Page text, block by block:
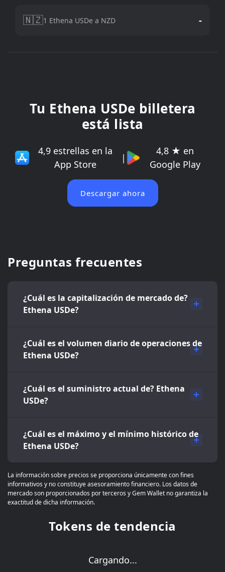
🇳🇿1 Ethena USDe a NZD -
Tu Ethena USDe billetera
está lista
4,9 estrellas en la
App Store
|
4,8 ★ en
Google Play
Descargar ahora
Preguntas frecuentes
¿Cuál es la capitalización de mercado de?
Ethena USDe?
¿Cuál es el volumen diario de operaciones de
Ethena USDe?
¿Cuál es el suministro actual de? Ethena
USDe?
¿Cuál es el máximo y el mínimo histórico de
Ethena USDe?
La información sobre precios se proporciona únicamente con fines
informativos y no constituye asesoramiento financiero. Los datos de
mercado son proporcionados por terceros y Gem Wallet no garantiza la
exactitud de dicha información.
Tokens de tendencia
Cargando...